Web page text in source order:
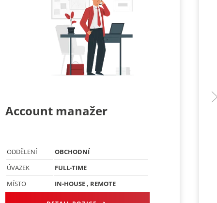
Account manažer
ODDĚLENÍ
OBCHODNÍ
ÚVAZEK
FULL-TIME
MÍSTO
IN-HOUSE , REMOTE